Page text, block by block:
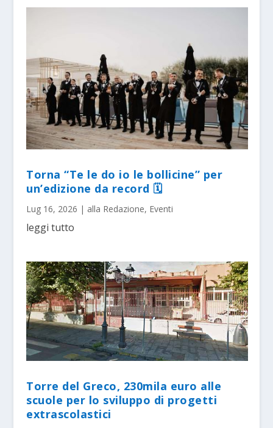
Torna “Te le do io le bollicine” per
un’edizione da record 🗓
Lug 16, 2026 | alla Redazione, Eventi
leggi tutto
Torre del Greco, 230mila euro alle
scuole per lo sviluppo di progetti
extrascolastici